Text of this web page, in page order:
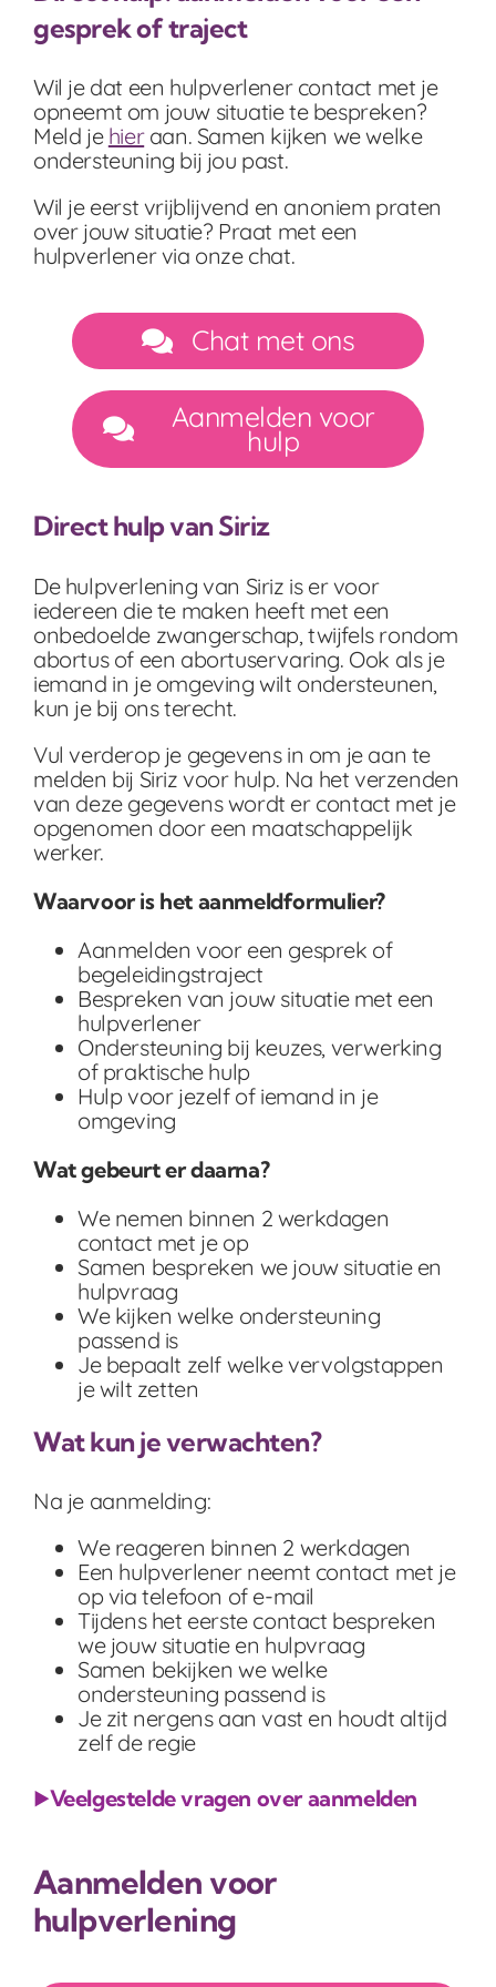
gesprek of traject
Wil je dat een hulpverlener contact met je
opneemt om jouw situatie te bespreken?
Meld je hieraan. Samen kijken we welke
ondersteuning bij jou past.
Wil je eerst vrijblijvend en anoniem praten
over jouw situatie? Praat met een
hulpverlener via onze chat.
Chat met ons
Aanmelden voor
hulp
Direct hulp van Siriz
De hulpverlening van Siriz is er voor
iedereen die te maken heeft met een
onbedoelde zwangerschap, twijfels rondom
abortus of een abortuservaring. Ook als je
iemand in je omgeving wilt ondersteunen,
kun je bij ons terecht.
Vul verderop je gegevens in om je aan te
melden bij Siriz voor hulp. Na het verzenden
van deze gegevens wordt er contact met je
opgenomen door een maatschappelijk
werker.
Waarvoor is het aanmeldformulier?
Aanmelden voor een gesprek of
begeleidingstraject
Bespreken van jouw situatie met een
hulpverlener
Ondersteuning bij keuzes, verwerking
of praktische hulp
Hulp voor jezelf of iemand in je
omgeving
Wat gebeurt er daarna?
We nemen binnen 2 werkdagen
contact met je op
Samen bespreken we jouw situatie en
hulpvraag
We kijken welke ondersteuning
passend is
Je bepaalt zelf welke vervolgstappen
je wilt zetten
Wat kun je verwachten?
Na je aanmelding:
We reageren binnen 2 werkdagen
Een hulpverlener neemt contact met je
op via telefoon of e-mail
Tijdens het eerste contact bespreken
we jouw situatie en hulpvraag
Samen bekijken we welke
ondersteuning passend is
Je zit nergens aan vast en houdt altijd
zelf de regie
▶Veelgestelde vragen over aanmelden
Aanmelden voor
hulpverlening